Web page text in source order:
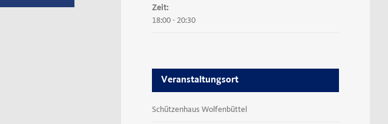
Zeit:
18:00 - 20:30
Veranstaltungsort
Schützenhaus Wolfenbüttel